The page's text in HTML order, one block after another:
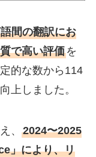
間の翻訳にお
で高い評価を
的な数から114
上しました。
、 2024〜2025
」により、リ